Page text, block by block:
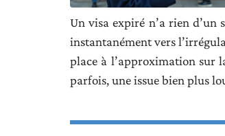
Un visa expiré n’a rien
instantanément vers
place à l’approximation sur
parfois, une issue bien plus